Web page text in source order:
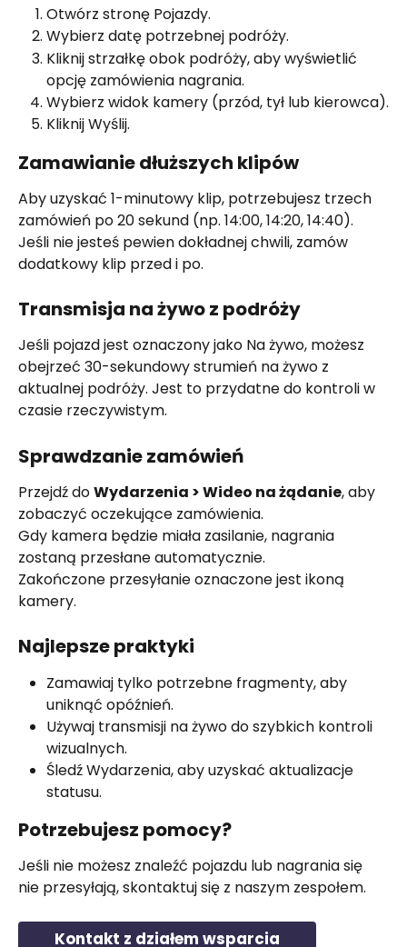
Otwórz stronę Pojazdy.
Wybierz datę potrzebnej podróży.
Kliknij strzałkę obok podróży, aby wyświetlić
opcję zamówienia nagrania.
Wybierz widok kamery (przód, tył lub kierowca).
Kliknij Wyślij.
Zamawianie dłuższych klipów
Aby uzyskać 1-minutowy klip, potrzebujesz trzech
zamówień po 20 sekund (np. 14:00, 14:20, 14:40).
Jeśli nie jesteś pewien dokładnej chwili, zamów
dodatkowy klip przed i po.
Transmisja na żywo z podróży
Jeśli pojazd jest oznaczony jako Na żywo, możesz
obejrzeć 30-sekundowy strumień na żywo z
aktualnej podróży. Jest to przydatne do kontroli w
czasie rzeczywistym.
Sprawdzanie zamówień
Przejdź do Wydarzenia > Wideo na żądanie, aby
zobaczyć oczekujące zamówienia.
Gdy kamera będzie miała zasilanie, nagrania
zostaną przesłane automatycznie.
Zakończone przesyłanie oznaczone jest ikoną
kamery.
Najlepsze praktyki
Zamawiaj tylko potrzebne fragmenty, aby
uniknąć opóźnień.
Używaj transmisji na żywo do szybkich kontroli
wizualnych.
Śledź Wydarzenia, aby uzyskać aktualizacje
statusu.
Potrzebujesz pomocy?
Jeśli nie możesz znaleźć pojazdu lub nagrania się
nie przesyłają, skontaktuj się z naszym zespołem.
Kontakt z działem wsparcia